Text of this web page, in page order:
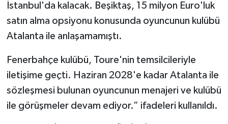
İstanbul'da kalacak. Beşiktaş, 15 milyon Euro'luk
satın alma opsiyonu konusunda oyuncunun kulübü
Atalanta ile anlaşamamıştı.
Fenerbahçe kulübü, Toure'nin temsilcileriyle
iletişime geçti. Haziran 2028'e kadar Atalanta ile
sözleşmesi bulunan oyuncunun menajeri ve kulübü
ile görüşmeler devam ediyor.” ifadeleri kullanıldı.